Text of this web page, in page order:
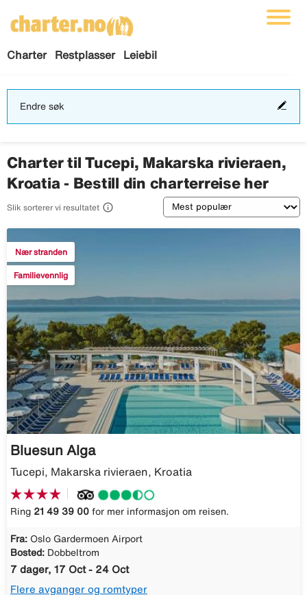
Charter Restplasser Leiebil
Endre søk
Charter til Tucepi, Makarska rivieraen,
Kroatia - Bestill din charterreise her
Slik sorterer vi resultatet  Sortering
Nær stranden
Familievennlig
Bluesun Alga
Tucepi, Makarska rivieraen, Kroatia
Ring 21 49 39 00 for mer informasjon om reisen.
Fra: Oslo Gardermoen Airport
Bosted: Dobbeltrom
7 dager, 17 Oct - 24 Oct
Flere avganger og romtyper